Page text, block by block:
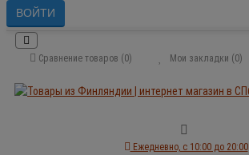
Мои закладки (0)
Сравнение товаров (0)
Ежедневно, с 10:00 до 20:00